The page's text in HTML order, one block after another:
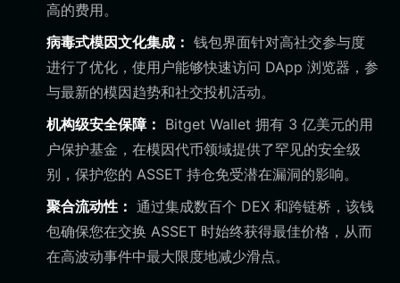
高的费用。
病毒式模因文化集成： 钱包界面针对高社交参与度
进行了优化，使用户能够快速访问 DApp 浏览器，参
与最新的模因趋势和社交投机活动。
机构级安全保障： Bitget Wallet 拥有 3 亿美元的用
户保护基金，在模因代币领域提供了罕见的安全级
别，保护您的 ASSET 持仓免受潜在漏洞的影响。
聚合流动性： 通过集成数百个 DEX 和跨链桥，该钱
包确保您在交换 ASSET 时始终获得最佳价格，从而
在高波动事件中最大限度地减少滑点。